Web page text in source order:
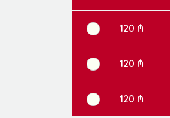
120 ₼
120 ₼
120 ₼